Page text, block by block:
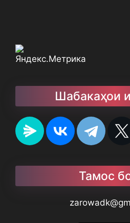
Шабакаҳои
Тамос